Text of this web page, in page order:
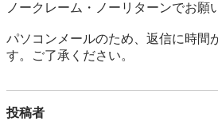
ノークレーム・ノーリターンでお願
パソコンメールのため、返信に時間
投稿者